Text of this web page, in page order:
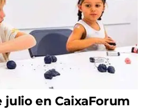
julio en CaixaForum